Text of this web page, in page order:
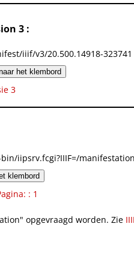
3 :
iiif/v3/20.500.14918-323741
het klembord
3
iipsrv.fcgi?IIIF=/
klembord
: 1
opgevraagd worden. Zie